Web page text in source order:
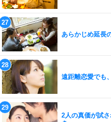
あらかじめ延長
遠距離恋愛でも
2人の真価が試